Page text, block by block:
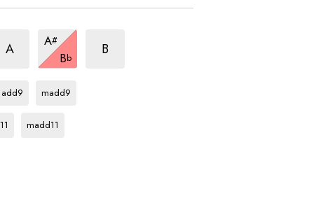
A
A#
accord
Bb
7+5
B
Bb
add9
madd9
madd11